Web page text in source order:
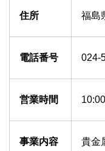
住所 福島
電話番号 024-
営業時間
事業内容 貴金